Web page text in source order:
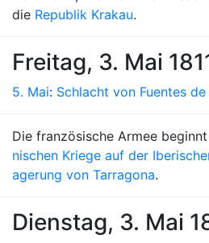
die Republik Krakau.
Freitag, 3. Mai
5. Mai: Schlacht von Fuentes
Die französische Armee
nischen Kriege auf der
agerung von Tarragona.
Dienstag, 3. Mai